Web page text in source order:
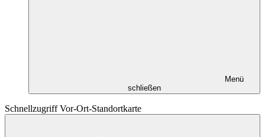
Menü
schließen
Schnellzugriff Vor-Ort-Standortkarte